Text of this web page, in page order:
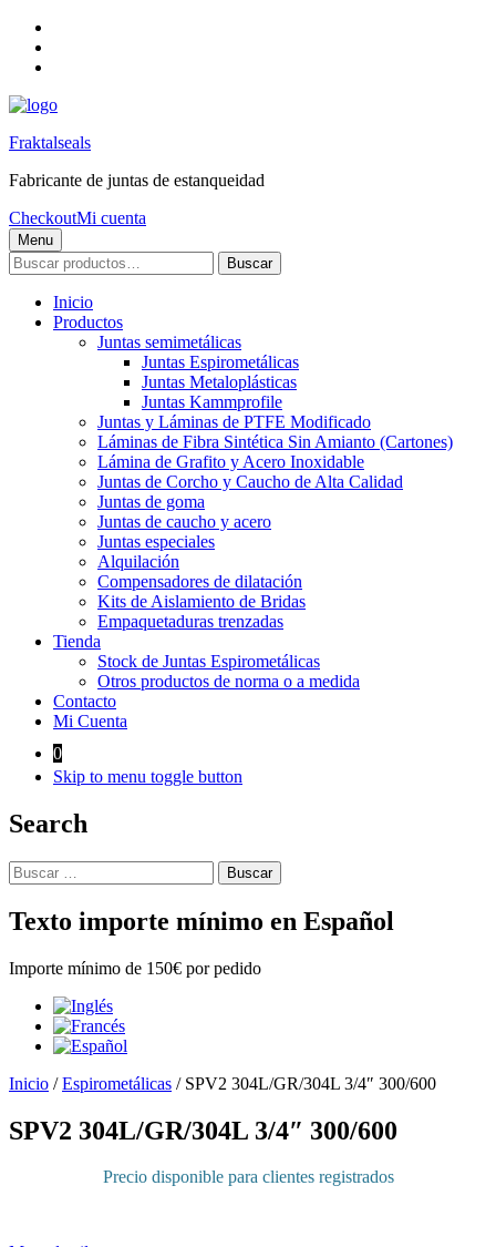
content
footer
Fraktalseals
Fabricante de juntas de estanqueidad
CheckoutMi cuenta
Menu
Buscar
por:
Buscar
Inicio
Productos
Juntas semimetálicas
Juntas Espirometálicas
Juntas Metaloplásticas
Juntas Kammprofile
Juntas y Láminas de PTFE Modificado
Láminas de Fibra Sintética Sin Amianto (Cartones)
Lámina de Grafito y Acero Inoxidable
Juntas de Corcho y Caucho de Alta Calidad
Juntas de goma
Juntas de caucho y acero
Juntas especiales
Alquilación
Compensadores de dilatación
Kits de Aislamiento de Bridas
Empaquetaduras trenzadas
Tienda
Stock de Juntas Espirometálicas
Otros productos de norma o a medida
Contacto
Mi Cuenta
0
Skip to menu toggle button
Search
Buscar:
Texto importe mínimo en Español
Importe mínimo de 150€ por pedido
Inicio /Espirometálicas / SPV2 304L/GR/304L 3/4″ 300/600
SPV2 304L/GR/304L 3/4″ 300/600
Precio disponible para clientes registrados